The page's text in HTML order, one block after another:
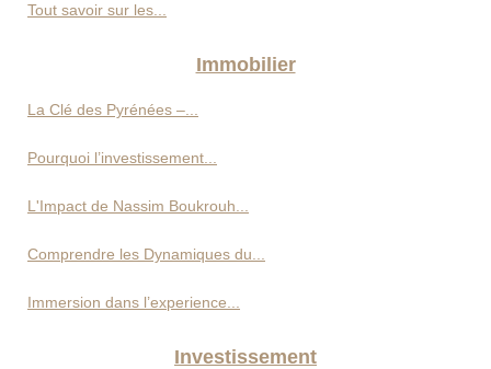
Tout savoir sur les...
Immobilier
La Clé des Pyrénées –...
Pourquoi l’investissement...
L'Impact de Nassim Boukrouh...
Comprendre les Dynamiques du...
Immersion dans l’experience...
Investissement